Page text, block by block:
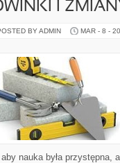
I
BY ADMIN MAR - 8 -
nauka była przystępna,